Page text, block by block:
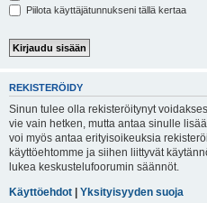
Piilota käyttäjätunnukseni tällä kertaa
REKISTERÖIDY
Sinun tulee olla rekisteröitynyt
vie vain hetken, mutta antaa sinulle
voi myös antaa erityisoikeuksia
käyttöehtomme ja siihen liittyvät
lukea keskustelufoorumin säännöt.
Käyttöehdot | Yksityisyyden suoja